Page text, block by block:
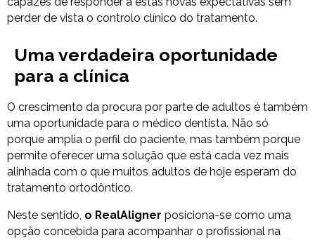
perder de vista o controlo clínico do tratamento.
Uma verdadeira oportunidade
para a clínica
O crescimento da procura por parte de adultos é também
uma oportunidade para o médico dentista. Não só
porque amplia o perfil do paciente, mas também porque
permite oferecer uma solução que está cada vez mais
alinhada com o que muitos adultos de hoje esperam do
tratamento ortodôntico.
Neste sentido, o RealAligner posiciona-se como uma
opção concebida para acompanhar o profissional na